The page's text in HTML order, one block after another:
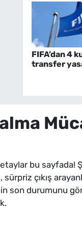
FIFA’dan 4
transfer
bu sayfada!
çıkış
son durumunu